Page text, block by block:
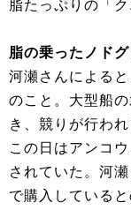
脂たっぷりの「
脂の乗ったノド
河瀬さんによる
のこと。大型船
き、競りが行われ
この日はアンコ
されていた。河
で購入していると